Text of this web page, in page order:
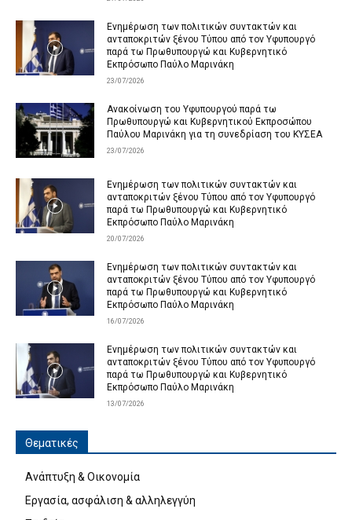
Ενημέρωση των πολιτικών συντακτών και
ανταποκριτών ξένου Τύπου από τον Υφυπουργό
παρά τω Πρωθυπουργώ και Κυβερνητικό
Εκπρόσωπο Παύλο Μαρινάκη
23/07/2026
Ανακοίνωση του Υφυπουργού παρά τω
Πρωθυπουργώ και Κυβερνητικού Εκπροσώπου
Παύλου Μαρινάκη για τη συνεδρίαση του ΚΥΣΕΑ
23/07/2026
Ενημέρωση των πολιτικών συντακτών και
ανταποκριτών ξένου Τύπου από τον Υφυπουργό
παρά τω Πρωθυπουργώ και Κυβερνητικό
Εκπρόσωπο Παύλο Μαρινάκη
20/07/2026
Ενημέρωση των πολιτικών συντακτών και
ανταποκριτών ξένου Τύπου από τον Υφυπουργό
παρά τω Πρωθυπουργώ και Κυβερνητικό
Εκπρόσωπο Παύλο Μαρινάκη
16/07/2026
Ενημέρωση των πολιτικών συντακτών και
ανταποκριτών ξένου Τύπου από τον Υφυπουργό
παρά τω Πρωθυπουργώ και Κυβερνητικό
Εκπρόσωπο Παύλο Μαρινάκη
13/07/2026
Θεματικές
Ανάπτυξη & Οικονομία
Εργασία, ασφάλιση & αλληλεγγύη